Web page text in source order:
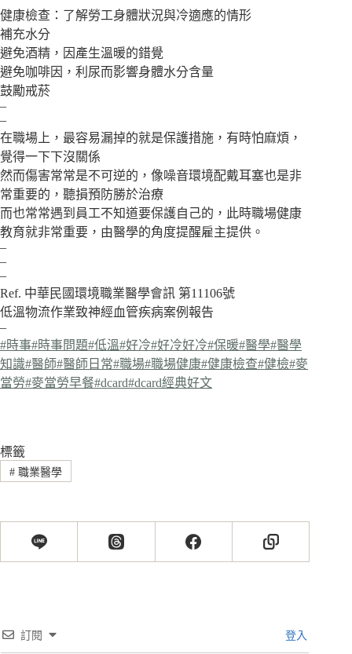
健康檢查：了解勞工身體狀況與冷適應的情形
補充水分
避免酒精，因產生溫暖的錯覺
避免咖啡因，利尿而影響身體水分含量
鼓勵戒菸
–
–
在職場上，最容易漏掉的就是保護措施，有時怕麻煩，
覺得一下下沒關係
然而傷害常常是不可逆的，像噪音環境配戴耳塞也是非
常重要的，聽損預防勝於治療
而也常常遇到員工不知道要保護自己的，此時職場健康
教育就非常重要，由醫學的角度提醒雇主提供。
–
–
–
Ref. 中華民國環境職業醫學會訊 第11106號
低溫物流作業致神經血管疾病案例報告
–
#時事#時事問題#低溫#好冷#好冷好冷#保暖#醫學#醫學
知識#醫師#醫師日常#職場#職場健康#健康檢查#健檢#麥
當勞#麥當勞早餐#dcard#dcard經典好文
標籤
#職業醫學
訂閱 登入